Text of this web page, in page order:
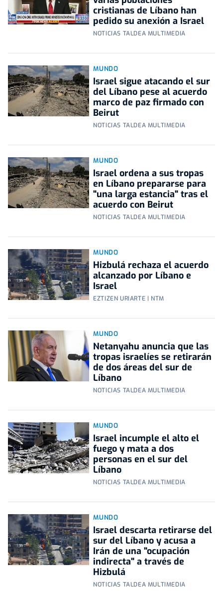
cristianas de Líbano han
pedido su anexión a Israel
NOTICIAS TALDEA MULTIMEDIA
MUNDO
Israel sigue atacando el sur
del Líbano pese al acuerdo
marco de paz firmado con
Beirut
NOTICIAS TALDEA MULTIMEDIA
MUNDO
Israel ordena a sus tropas
en Líbano prepararse para
"una larga estancia" tras el
acuerdo con Beirut
NOTICIAS TALDEA MULTIMEDIA
MUNDO
Hizbulá rechaza el acuerdo
alcanzado por Líbano e
Israel
EZTIZEN URIARTE | NTM
MUNDO
Netanyahu anuncia que las
tropas israelíes se retirarán
de dos áreas del sur de
Líbano
NOTICIAS TALDEA MULTIMEDIA
MUNDO
Israel incumple el alto el
fuego y mata a dos
personas en el sur del
Líbano
NOTICIAS TALDEA MULTIMEDIA
MUNDO
Israel descarta retirarse del
sur del Líbano y acusa a
Irán de una "ocupación
indirecta" a través de
Hizbulá
NOTICIAS TALDEA MULTIMEDIA